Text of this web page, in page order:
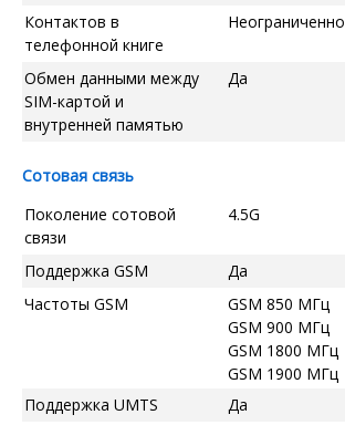
Контактов в
телефонной книге
Неограниченно
Обмен данными между
SIM-картой и
внутренней памятью
Да
Сотовая связь
Поколение сотовой
связи
4.5G
Поддержка GSM Да
Частоты GSM
GSM 850 МГц
GSM 900 МГц
GSM 1800 МГц
GSM 1900 МГц
Поддержка UMTS
Да